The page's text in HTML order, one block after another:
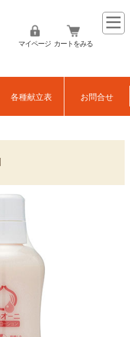
マイページ カートをみる
各種献立表 お問合せ